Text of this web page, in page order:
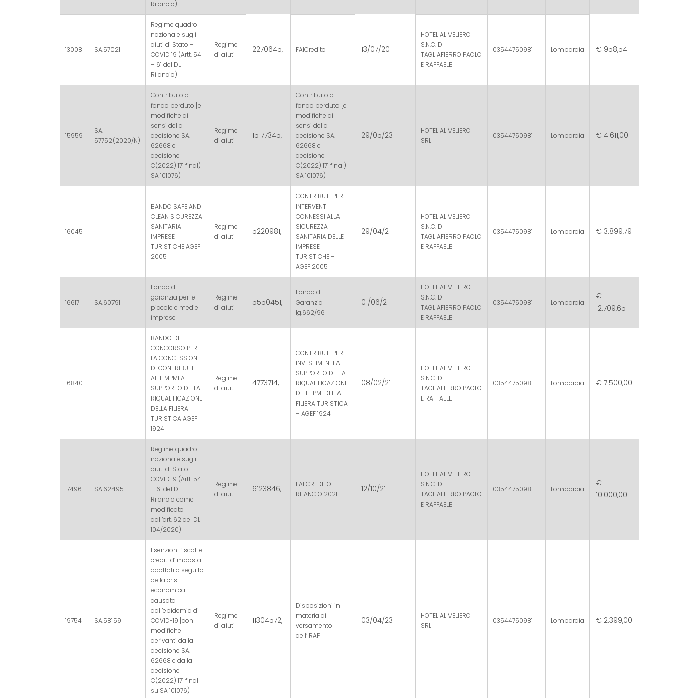
Rilancio)
13008 SA.57021
Regime quadro
nazionale sugli
aiuti di Stato –
COVID 19 (Artt. 54
– 61 del DL
Rilancio)
Regime
di aiuti
2270645, FAICredito 13/07/20
HOTEL AL VELIERO
S.N.C. DI
TAGLIAFIERRO PAOLO
E RAFFAELE
03544750981 Lombardia € 958,54
15959
SA.
57752(2020/N)
Contributo a
fondo perduto [e
modifiche ai
sensi della
decisione SA.
62668 e
decisione
C(2022) 171 final)
SA 101076)
Regime
di aiuti
15177345,
Contributo a
fondo perduto [e
modifiche ai
sensi della
decisione SA.
62668 e
decisione
C(2022) 171 final)
SA 101076)
29/05/23
HOTEL AL VELIERO
SRL
03544750981 Lombardia € 4.611,00
16045
BANDO SAFE AND
CLEAN SICUREZZA
SANITARIA
IMPRESE
TURISTICHE AGEF
2005
Regime
di aiuti
5220981,
CONTRIBUTI PER
INTERVENTI
CONNESSI ALLA
SICUREZZA
SANITARIA DELLE
IMPRESE
TURISTICHE –
AGEF 2005
29/04/21
HOTEL AL VELIERO
S.N.C. DI
TAGLIAFIERRO PAOLO
E RAFFAELE
03544750981 Lombardia € 3.899,79
16617 SA.60791
Fondo di
garanzia per le
piccole e medie
imprese
Regime
di aiuti
5550451,
Fondo di
Garanzia
lg.662/96
01/06/21
HOTEL AL VELIERO
S.N.C. DI
TAGLIAFIERRO PAOLO
E RAFFAELE
03544750981 Lombardia
€
12.709,65
16840
BANDO DI
CONCORSO PER
LA CONCESSIONE
DI CONTRIBUTI
ALLE MPMI A
SUPPORTO DELLA
RIQUALIFICAZIONE
DELLA FILIERA
TURISTICA AGEF
1924
Regime
di aiuti
4773714,
CONTRIBUTI PER
INVESTIMENTI A
SUPPORTO DELLA
RIQUALIFICAZIONE
DELLE PMI DELLA
FILIERA TURISTICA
– AGEF 1924
08/02/21
HOTEL AL VELIERO
S.N.C. DI
TAGLIAFIERRO PAOLO
E RAFFAELE
03544750981 Lombardia € 7.500,00
17496 SA.62495
Regime quadro
nazionale sugli
aiuti di Stato –
COVID 19 (Artt. 54
– 61 del DL
Rilancio come
modificato
dall’art. 62 del DL
104/2020)
Regime
di aiuti
6123846,
FAI CREDITO
RILANCIO 2021
12/10/21
HOTEL AL VELIERO
S.N.C. DI
TAGLIAFIERRO PAOLO
E RAFFAELE
03544750981 Lombardia
€
10.000,00
19754 SA.58159
Esenzioni fiscali e
crediti d’imposta
adottati a seguito
della crisi
economica
causata
dall’epidemia di
COVID-19 [con
modifiche
derivanti dalla
decisione SA.
62668 e dalla
decisione
C(2022) 171 final
su SA 101076)
Regime
di aiuti
11304572,
Disposizioni in
materia di
versamento
dell’IRAP
03/04/23
HOTEL AL VELIERO
SRL
03544750981 Lombardia € 2.399,00